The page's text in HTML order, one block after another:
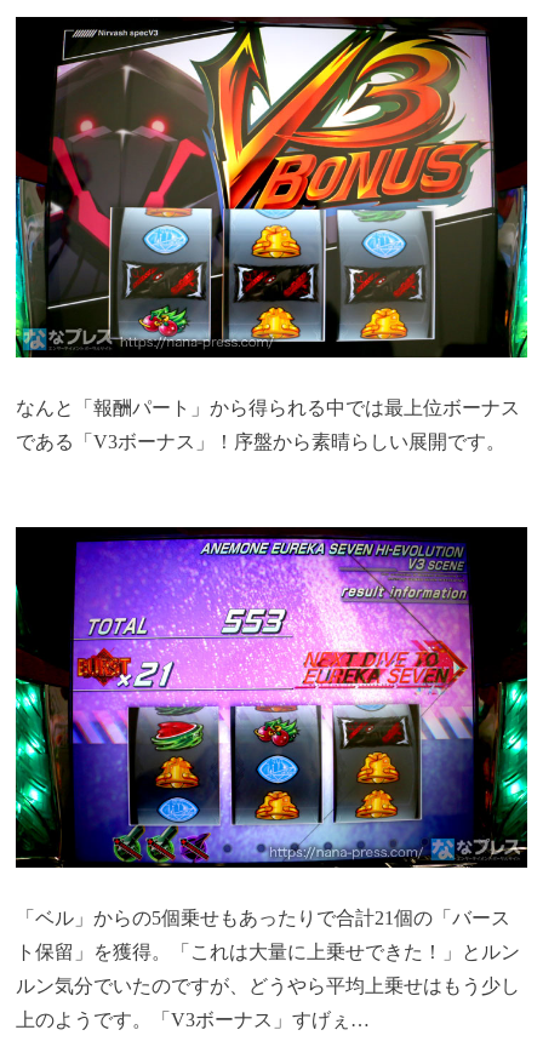
なんと「報酬パート」から得られる中では最上位ボーナス
である「V3ボーナス」！序盤から素晴らしい展開です。
「ベル」からの5個乗せもあったりで合計21個の「バース
ト保留」を獲得。「これは大量に上乗せできた！」とルン
ルン気分でいたのですが、どうやら平均上乗せはもう少し
上のようです。「V3ボーナス」すげぇ…